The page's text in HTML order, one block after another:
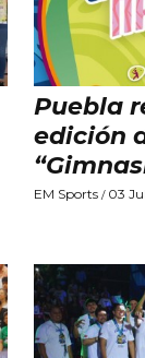
Puebla
edición
EM Sports/ 03